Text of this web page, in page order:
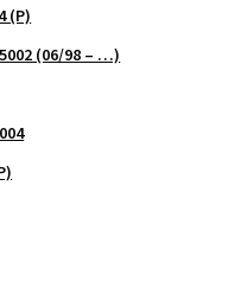
(P)
(06/98 – …)